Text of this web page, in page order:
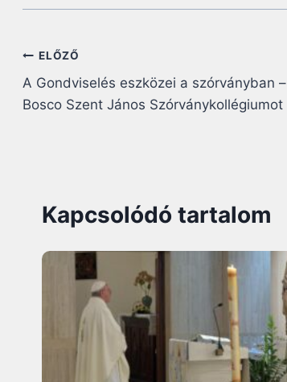
Bejegyzés
navigáció
ELŐZŐ
A Gondviselés eszközei a szórványban
Bosco Szent János Szórványkollégiumot
Kapcsolódó tartalom